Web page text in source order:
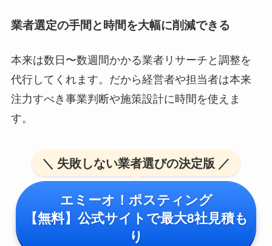
業者選定の手間と時間を大幅に削減できる
本来は数日〜数週間かかる業者リサーチと調整を
代行してくれます。だから経営者や担当者は本来
注力すべき事業判断や施策設計に時間を使えま
す。
＼ 失敗しない業者選びの決定版 ／
エミーオ！ポスティング
【無料】公式サイトで最大8社見積も
り